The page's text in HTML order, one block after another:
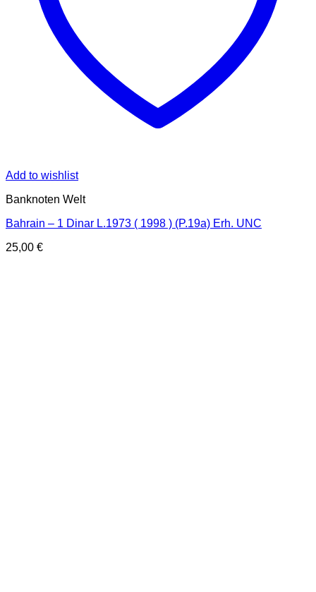
Add to wishlist
Banknoten Welt
Bahrain – 1 Dinar L.1973 ( 1998 ) (P.19a) Erh. UNC
25,00 €